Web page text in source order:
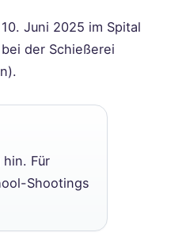
Juni 2025 im Spital
der Schießerei
Für
Shootings